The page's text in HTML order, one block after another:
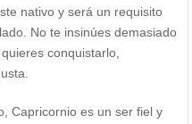
nativo y será un requisito
No te insinúes demasiado
conquistarlo,
Capricornio es un ser fiel y